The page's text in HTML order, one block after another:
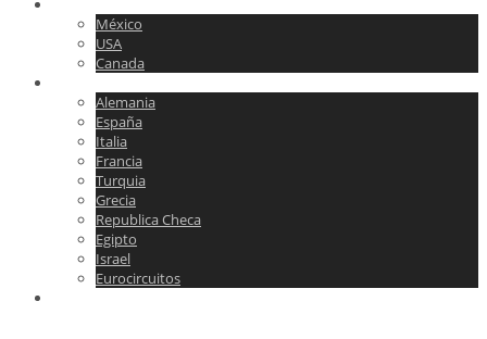
México
USA
Canada
Alemania
España
Italia
Francia
Turquia
Grecia
Republica Checa
Egipto
Israel
Eurocircuitos